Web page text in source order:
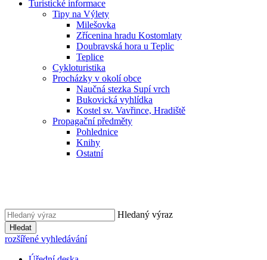
Turistické informace
Tipy na Výlety
Milešovka
Zřícenina hradu Kostomlaty
Doubravská hora u Teplic
Teplice
Cykloturistika
Procházky v okolí obce
Naučná stezka Supí vrch
Bukovická vyhlídka
Kostel sv. Vavřince, Hradiště
Propagační předměty
Pohlednice
Knihy
Ostatní
Hledaný výraz
Hledat
rozšířené vyhledávání